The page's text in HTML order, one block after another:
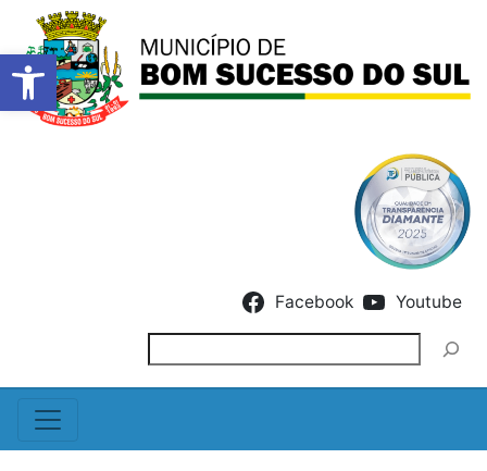
Barra de Ferramentas
Facebook Youtube